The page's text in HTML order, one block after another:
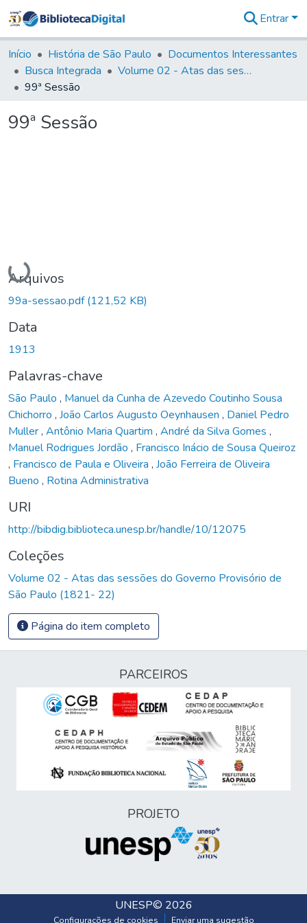
&
Coleções
Tudo na
Entrar
Início História de São Paulo
Documentos Interessantes
Busca Integrada
Volume 02 - Atas das sessões do Governo Provisório de São Paulo (1821- 22)
99ª Sessão
99ª Sessão
Carregando...
Arquivos
99a-sessao.pdf(121,52 KB)
Data
1913
Palavras-chave
São Paulo , Manuel da Cunha de Azevedo Coutinho Sousa
Chichorro , João Carlos Augusto Oeynhausen , Daniel Pedro
Muller, Antônio Maria Quartim , André da Silva Gomes ,
Manuel Rodrigues Jordão , Francisco Inácio de Sousa Queiroz
, Francisco de Paula e Oliveira , João Ferreira de Oliveira
Bueno , Rotina Administrativa
URI
http://bibdig.biblioteca.unesp.br/handle/10/12075
Coleções
Volume 02 - Atas das sessões do Governo Provisório de
São Paulo (1821- 22)
Página do item completo
PARCEIROS
PROJETO
UNESP© 2026
Configurações de cookies Enviar uma sugestão